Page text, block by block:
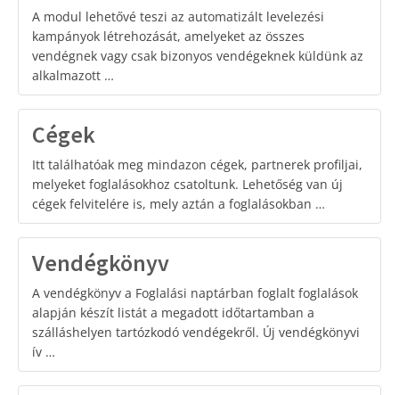
A modul lehetővé teszi az automatizált levelezési
kampányok létrehozását, amelyeket az összes
vendégnek vagy csak bizonyos vendégeknek küldünk az
alkalmazott …
Cégek
Itt találhatóak meg mindazon cégek, partnerek profiljai,
melyeket foglalásokhoz csatoltunk. Lehetőség van új
cégek felvitelére is, mely aztán a foglalásokban …
Vendégkönyv
A vendégkönyv a Foglalási naptárban foglalt foglalások
alapján készít listát a megadott időtartamban a
szálláshelyen tartózkodó vendégekről. Új vendégkönyvi
ív …